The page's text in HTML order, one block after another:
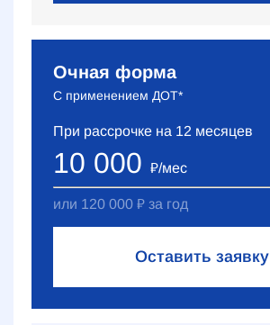
Очная форма
С применением ДОТ*
При рассрочке на 12 месяцев
10 000 ₽/мес
или 120 000 ₽ за год
Оставить заявку